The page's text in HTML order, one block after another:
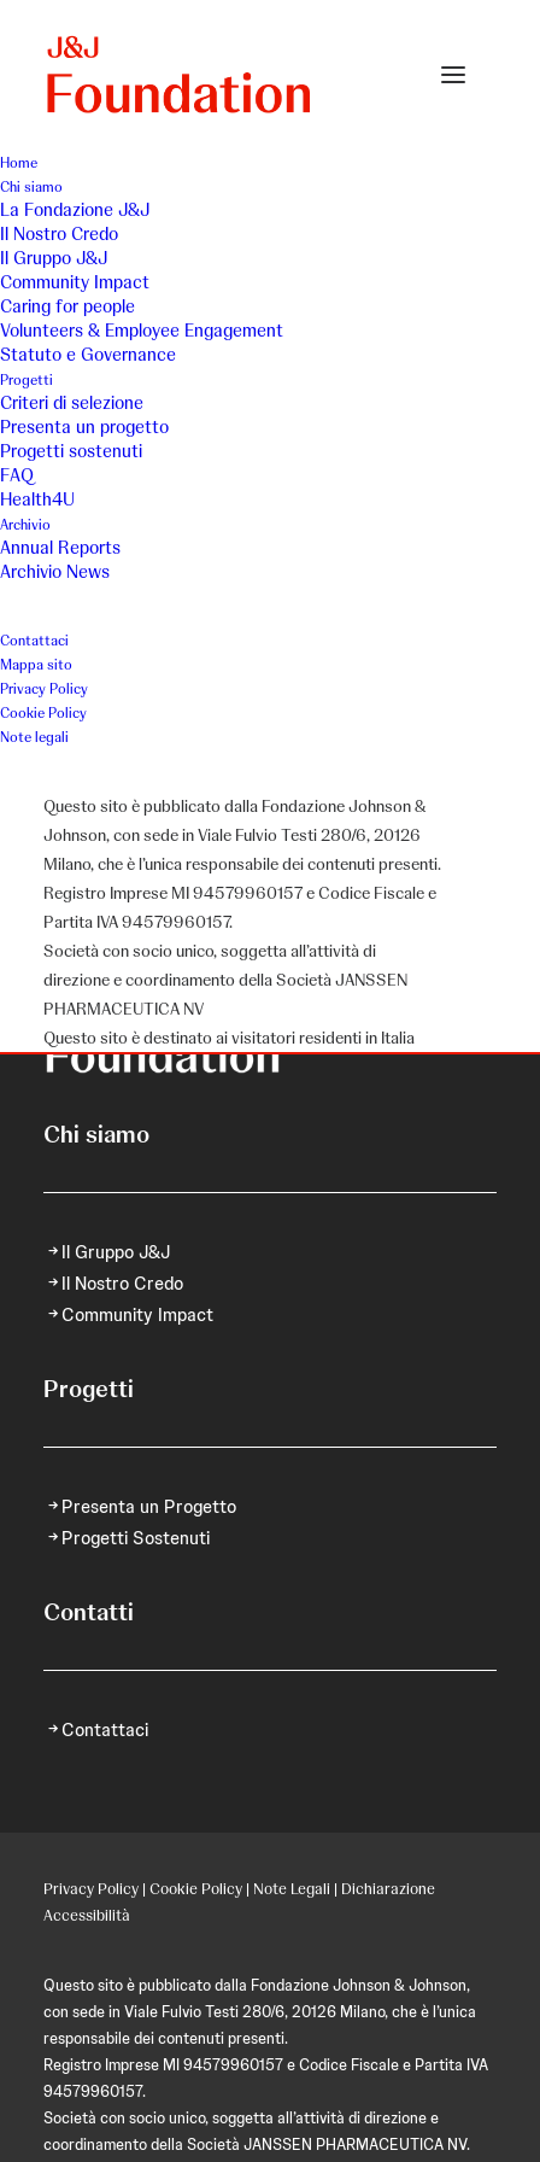
Home
Chi siamo
La Fondazione J&J
Il Nostro Credo
Il Gruppo J&J
Community Impact
Caring for people
Volunteers & Employee Engagement
Statuto e Governance
Progetti
Criteri di selezione
Presenta un progetto
Progetti sostenuti
FAQ
Health4U
Archivio
Annual Reports
Archivio News
Contattaci
Mappa sito
Privacy Policy
Cookie Policy
Note legali
Questo sito è pubblicato dalla Fondazione Johnson &
Johnson, con sede in Viale Fulvio Testi 280/6, 20126
Milano, che è l’unica responsabile dei contenuti presenti.
Registro Imprese MI 94579960157 e Codice Fiscale e
Partita IVA 94579960157.
Società con socio unico, soggetta all’attività di
direzione e coordinamento della Società JANSSEN
PHARMACEUTICA NV
Questo sito è destinato ai visitatori residenti in Italia
Home
Chi siamo
Il Gruppo J&J
Il Nostro Credo
Community Impact
Progetti
Presenta un Progetto
Progetti Sostenuti
Contatti
Contattaci
Privacy Policy | Cookie Policy | Note Legali | Dichiarazione
Accessibilità
Questo sito è pubblicato dalla Fondazione Johnson & Johnson,
con sede in Viale Fulvio Testi 280/6, 20126 Milano, che è l’unica
responsabile dei contenuti presenti.
Registro Imprese MI 94579960157 e Codice Fiscale e Partita IVA
94579960157.
Società con socio unico, soggetta all’attività di direzione e
coordinamento della Società JANSSEN PHARMACEUTICA NV.